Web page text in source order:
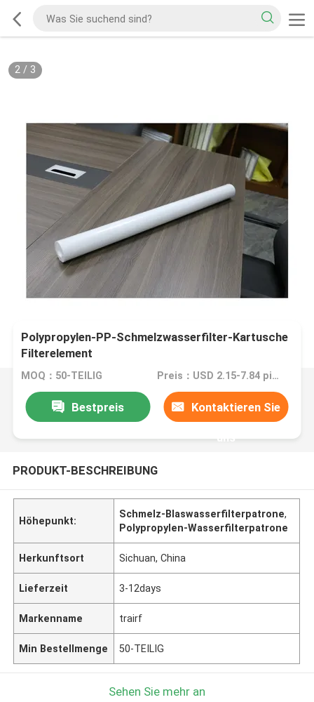
2/ 3
Polypropylen-PP-Schmelzwasserfilter-Kartusche
Filterelement
MOQ：50-TEILIG Preis：USD 2.15-7.84 piece
Bestpreis Kontaktieren Sie
uns
PRODUKT-BESCHREIBUNG
Höhepunkt:
Schmelz-Blaswasserfilterpatrone,
Polypropylen-Wasserfilterpatrone
Herkunftsort Sichuan, China
Lieferzeit 3-12days
Markenname trairf
Min Bestellmenge 50-TEILIG
Sehen Sie mehr an